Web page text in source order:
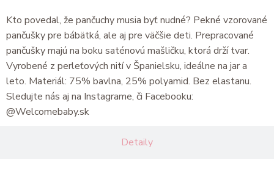
Detaily
Kto povedal, že pančuchy musia byť nudné? Pekné vzorované
pančušky pre bábätká, ale aj pre väčšie deti. Prepracované
pančušky majú na boku saténovú mašličku, ktorá drží tvar.
Vyrobené z perleťových nití v Španielsku, ideálne na jar a
leto. Materiál: 75% bavlna, 25% polyamid. Bez elastanu.
Sledujte nás aj na Instagrame, či Facebooku:
@Welcomebaby.sk